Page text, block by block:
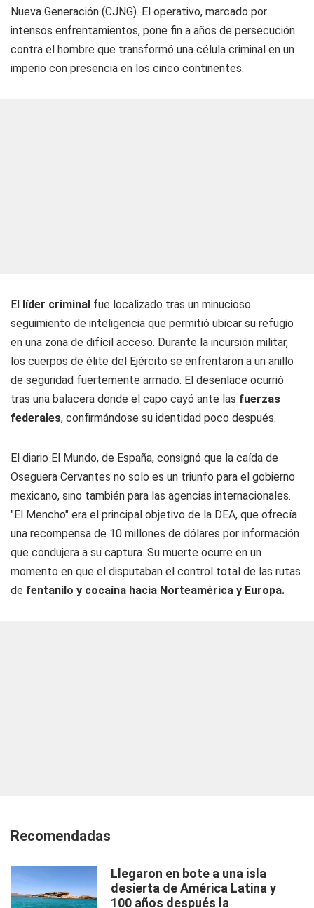
Nueva Generación (CJNG). El operativo, marcado por
intensos enfrentamientos, pone fin a años de persecución
contra el hombre que transformó una célula criminal en un
imperio con presencia en los cinco continentes.
El líder criminal fue localizado tras un minucioso
seguimiento de inteligencia que permitió ubicar su refugio
en una zona de difícil acceso. Durante la incursión militar,
los cuerpos de élite del Ejército se enfrentaron a un anillo
de seguridad fuertemente armado. El desenlace ocurrió
tras una balacera donde el capo cayó ante las fuerzas
federales, confirmándose su identidad poco después.
El diario El Mundo, de España, consignó que la caída de
Oseguera Cervantes no solo es un triunfo para el gobierno
mexicano, sino también para las agencias internacionales.
"El Mencho" era el principal objetivo de la DEA, que ofrecía
una recompensa de 10 millones de dólares por información
que condujera a su captura. Su muerte ocurre en un
momento en que el disputaban el control total de las rutas
de fentanilo y cocaína hacia Norteamérica y Europa.
Recomendadas
Llegaron en bote a una isla
desierta de América Latina y
100 años después la